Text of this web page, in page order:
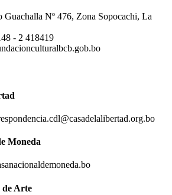
Guachalla Nº 476, Zona Sopocachi, La
- 2 418419
Moneda
de Arte